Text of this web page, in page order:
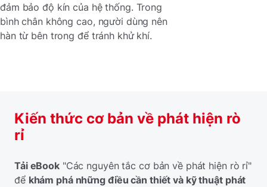
đảm bảo độ kín của hệ thống. Trong
bình chân không cao, người dùng nên
hàn từ bên trong để tránh khử khí.
Kiến thức cơ bản về phát hiện rò
rỉ
Tải eBook"Các nguyên tắc cơ bản về phát hiện rò rỉ"
để khám phá những điều cần thiết và kỹ thuật phát